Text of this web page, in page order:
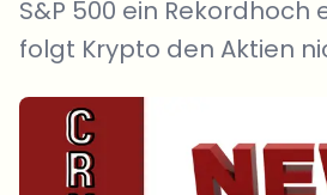
S&P 500 ein Rekordhoch
folgt Krypto den Aktien